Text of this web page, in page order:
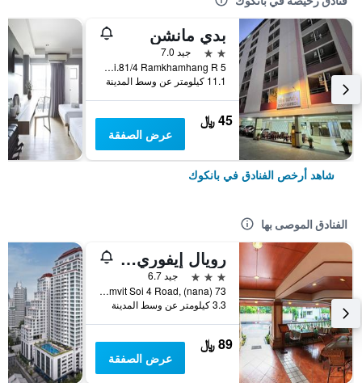
بدي مانشن
2 نجمتين
جيد 7.0
5 Soi.81/4 Ramkhamhang R., بانكوك, تايلاند
11.1 كيلومتر عن وسط المدينة
45 ﷼
عرض الصفقة
شاهد أرخص الفنادق في بانكوك
الفنادق الموصى بها
رويال إيفوري سوكومفيت نانا
3 نجوم
جيد 6.7
73 Sukhumvit Soi 4 Road, (nana), بانكوك, تايلاند
3.3 كيلومتر عن وسط المدينة
89 ﷼
عرض الصفقة